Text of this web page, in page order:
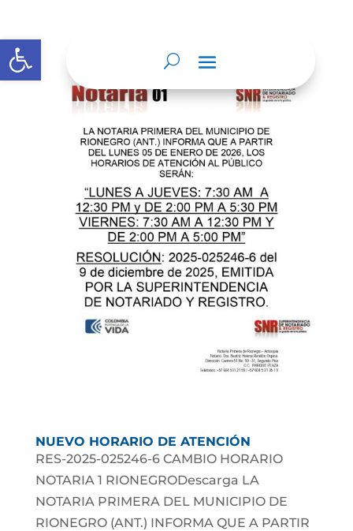
Abrir barra de herramientas
NUEVO HORARIO DE ATENCIÓN
RES-2025-025246-6 CAMBIO HORARIO
NOTARIA 1 RIONEGRODescarga LA
NOTARIA PRIMERA DEL MUNICIPIO DE
RIONEGRO (ANT.) INFORMA QUE A PARTIR